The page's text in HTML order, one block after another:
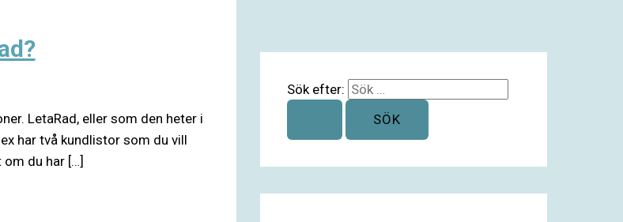
LetaRad, eller som den heter i
har två kundlistor som du vill
du har […]
Sök efter: